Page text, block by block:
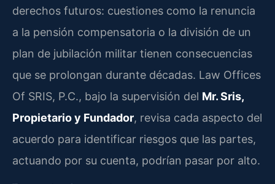
derechos futuros: cuestiones como la renuncia
a la pensión compensatoria o la división de un
plan de jubilación militar tienen consecuencias
que se prolongan durante décadas. Law Offices
Of SRIS, P.C., bajo la supervisión del Mr. Sris,
Propietario y Fundador, revisa cada aspecto del
acuerdo para identificar riesgos que las partes,
actuando por su cuenta, podrían pasar por alto.